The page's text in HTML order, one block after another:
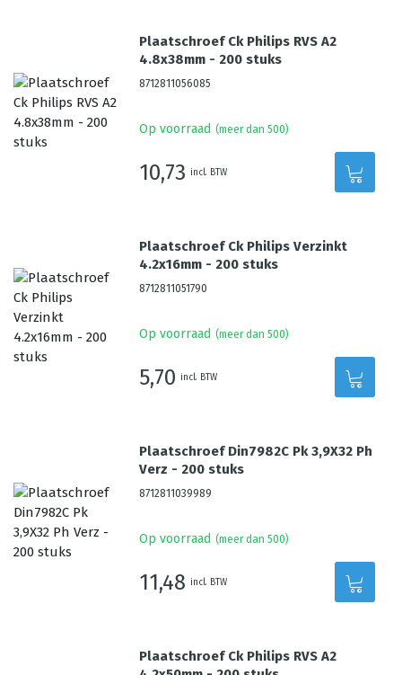
Plaatschroef Ck Philips RVS A2
4.8x38mm - 200 stuks
8712811056085
Op voorraad (meer dan 500)
10,73 incl. BTW
Plaatschroef Ck Philips Verzinkt
4.2x16mm - 200 stuks
8712811051790
Op voorraad (meer dan 500)
5,70 incl. BTW
Plaatschroef Din7982C Pk 3,9X32 Ph
Verz - 200 stuks
8712811039989
Op voorraad (meer dan 500)
11,48 incl. BTW
Plaatschroef Ck Philips RVS A2